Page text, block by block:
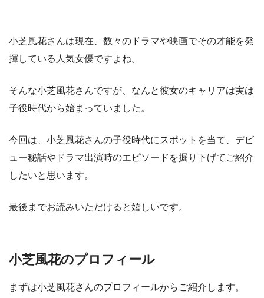
小芝風花さんは現在、数々のドラマや映画でその才能を発
揮している人気女優ですよね。
そんな小芝風花さんですが、なんと彼女のキャリアは実は
子役時代から始まっていました。
今回は、小芝風花さんの子役時代にスポットを当て、デビ
ュー秘話やドラマ出演時のエピソードを掘り下げてご紹介
したいと思います。
最後までお読みいただけると嬉しいです。
小芝風花のプロフィール
まずは小芝風花さんのプロフィールからご紹介します。